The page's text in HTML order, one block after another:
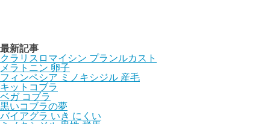
最新記事
クラリスロマイシン プランルカスト
メラトニン 卵子
フィンペシア ミノキシジル 産毛
キットコブラ
ベガ コブラ
黒いコブラの夢
バイアグラ いき にくい